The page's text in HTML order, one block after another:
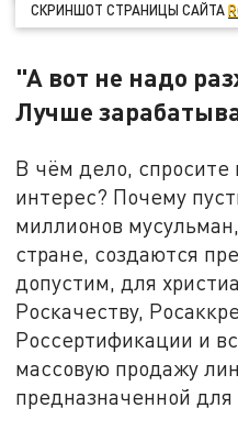
СКРИНШОТ СТРАНИЦЫ САЙТА
"А вот не надо
Лучше
В чём дело, спросите
интерес? Почему
миллионов
стране, создаются
допустим, для
Роскачеству,
Россертификации и
массовую продажу
предназначенной для